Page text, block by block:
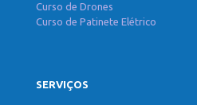
Curso de Drones
Curso de Patinete Elétrico
SERVIÇOS